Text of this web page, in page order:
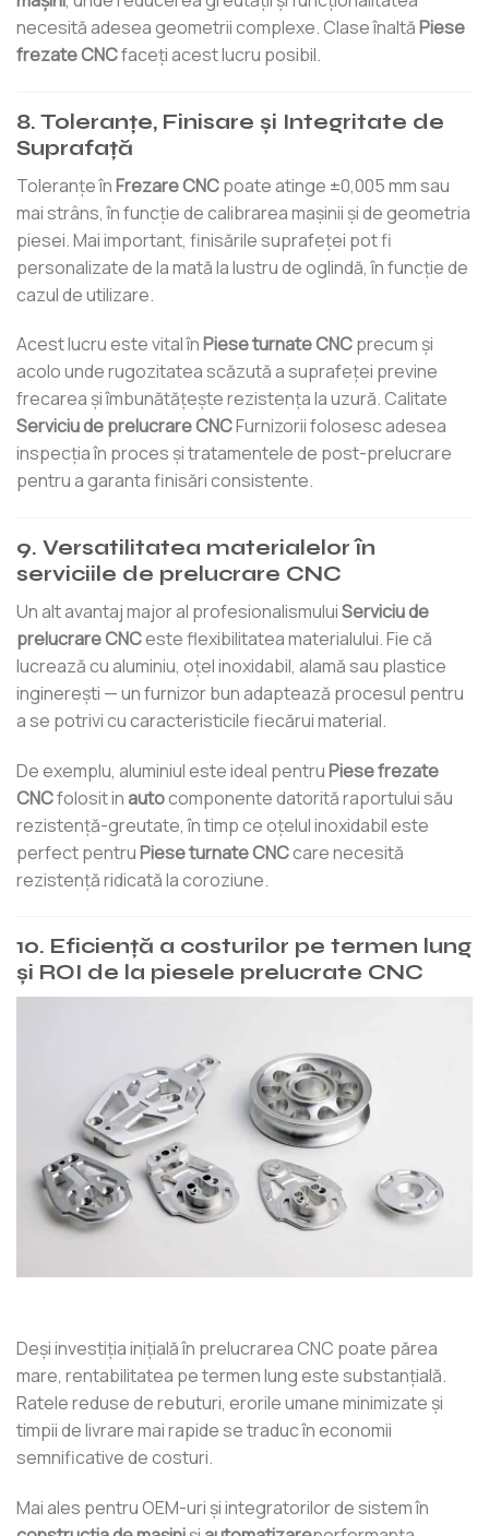
necesită adesea geometrii complexe. Clase înaltăPiese
frezate CNCfaceți acest lucru posibil.
8. Toleranțe, Finisare și Integritate de
Suprafață
Toleranțe înFrezare CNCpoate atinge ±0,005 mm sau
mai strâns, în funcție de calibrarea mașinii și de geometria
piesei. Mai important, finisările suprafeței pot fi
personalizate de la mată la lustru de oglindă, în funcție de
cazul de utilizare.
Acest lucru este vital înPiese turnate CNCprecum și
acolo unde rugozitatea scăzută a suprafeței previne
frecarea și îmbunătățește rezistența la uzură. Calitate
Serviciu de prelucrare CNCFurnizorii folosesc adesea
inspecția în proces și tratamentele de post-prelucrare
pentru a garanta finisări consistente.
9. Versatilitatea materialelor în
serviciile de prelucrare CNC
Un alt avantaj major al profesionalismuluiServiciu de
prelucrare CNCeste flexibilitatea materialului. Fie că
lucrează cu aluminiu, oțel inoxidabil, alamă sau plastice
inginerești — un furnizor bun adaptează procesul pentru
a se potrivi cu caracteristicile fiecărui material.
De exemplu, aluminiul este ideal pentruPiese frezate
CNCfolosit in autocomponente datorită raportului său
rezistență-greutate, în timp ce oțelul inoxidabil este
perfect pentruPiese turnate CNCcare necesită
rezistență ridicată la coroziune.
10. Eficiență a costurilor pe termen lung
și ROI de la piesele prelucrate CNC
Deși investiția inițială în prelucrarea CNC poate părea
mare, rentabilitatea pe termen lung este substanțială.
Ratele reduse de rebuturi, erorile umane minimizate și
timpii de livrare mai rapide se traduc în economii
semnificative de costuri.
Mai ales pentru OEM-uri și integratorilor de sistem în